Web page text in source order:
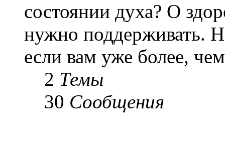
состоянии духа? О
нужно поддерживать.
если вам уже более,
2 Темы
30 Сообщения